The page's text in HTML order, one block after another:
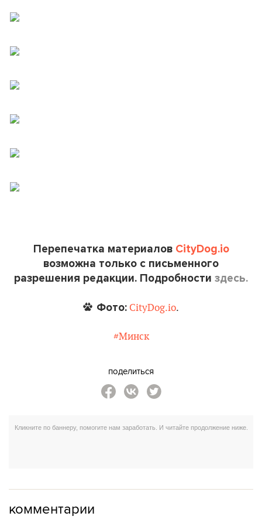
Перепечатка материалов CityDog.io
возможна только с письменного
разрешения редакции. Подробности здесь.
Фото: CityDog.io.
#Минск
поделиться
комментарии